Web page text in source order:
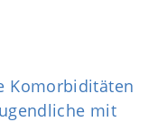
Komorbiditäten
mit